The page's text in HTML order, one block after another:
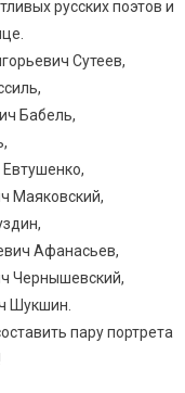
русских поэтов и
Сутеев,
Бабель,
Маяковский,
Афанасьев,
Чернышевский,
Шукшин.
пару портрета